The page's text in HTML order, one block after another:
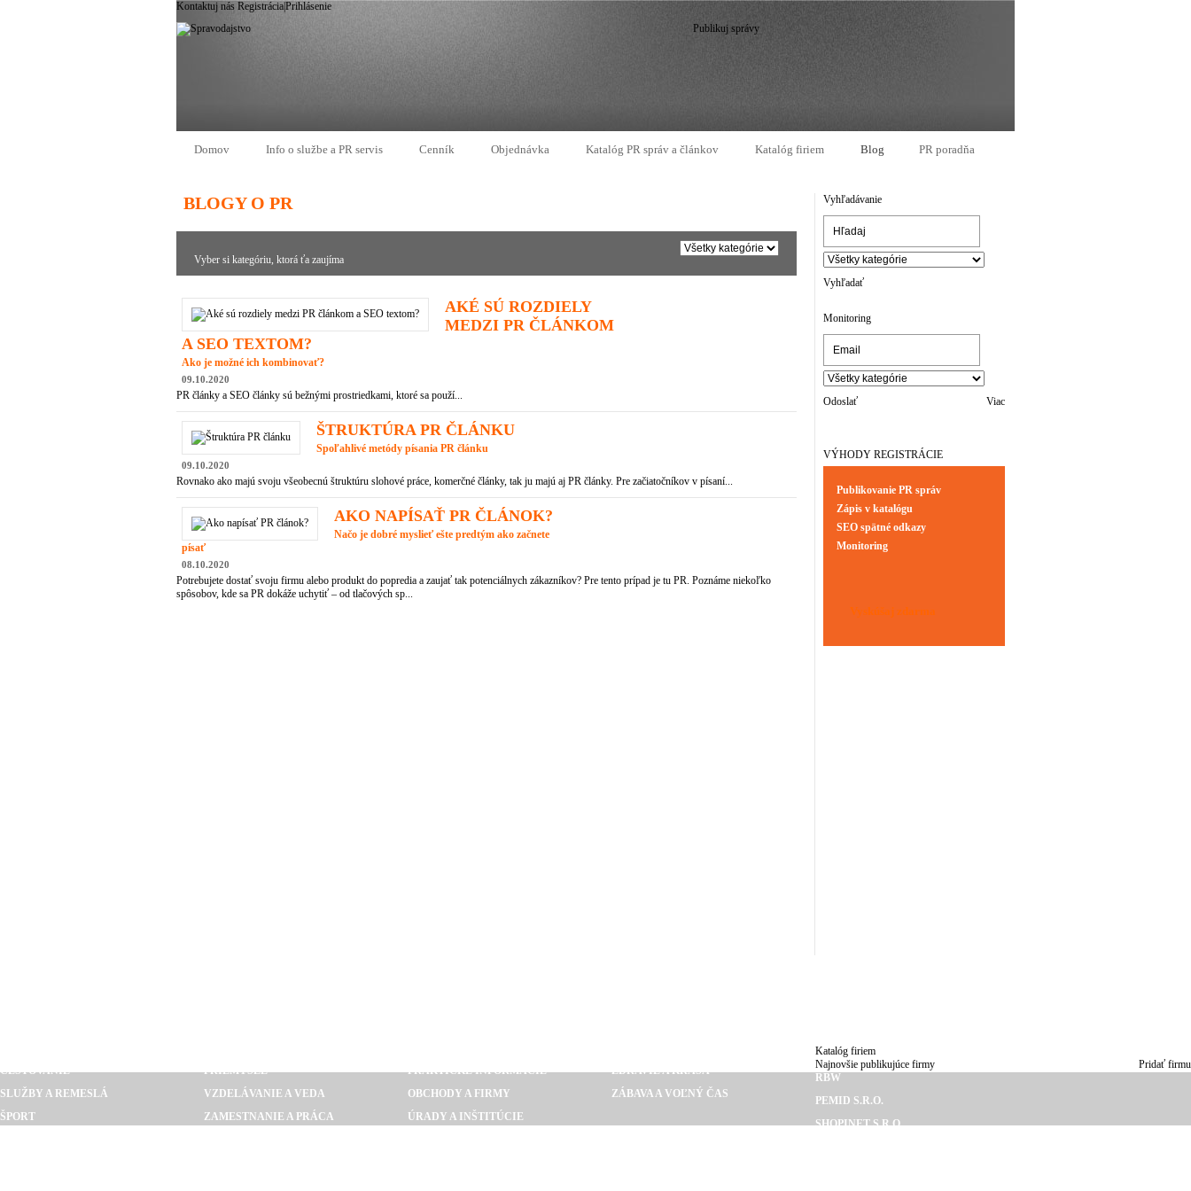
Kontaktuj nás RegistráciaPrihlásenie
Publikuj správy
Domov Info o službe a PR servis Cenník Objednávka Katalóg PR správ a článkov Katalóg firiem Blog PR poradňa
BLOGY O PR
Vyber si kategóriu, ktorá ťa zaujíma
AKÉ SÚ ROZDIELY
MEDZI PR ČLÁNKOM
A SEO TEXTOM?
Ako je možné ich kombinovať?
09.10.2020
PR články a SEO články sú bežnými prostriedkami, ktoré sa použí...
ŠTRUKTÚRA PR ČLÁNKU
Spoľahlivé metódy písania PR článku
09.10.2020
Rovnako ako majú svoju všeobecnú štruktúru slohové práce, komerčné články, tak ju majú aj PR články. Pre začiatočníkov v písaní...
AKO NAPÍSAŤ PR ČLÁNOK?
Načo je dobré myslieť ešte predtým ako začnete
písať
08.10.2020
Potrebujete dostať svoju firmu alebo produkt do popredia a zaujať tak potenciálnych zákazníkov? Pre tento prípad je tu PR. Poznáme niekoľko
spôsobov, kde sa PR dokáže uchytiť – od tlačových sp...
Vyhľadávanie
Vyhľadať
Monitoring
Odoslať Viac
VÝHODY REGISTRÁCIE
Publikovanie PR správ
Zápis v katalógu
SEO spätné odkazy
Monitoring
Vyskúšaj zdarma
CESTOVANIE
SLUŽBY A REMESLÁ
ŠPORT
PRIEMYSEL
VZDELÁVANIE A VEDA
ZAMESTNANIE A PRÁCA
PRAKTICKÉ INFORMÁCIE
OBCHODY A FIRMY
ÚRADY A INŠTITÚCIE
ZDRAVIE A KRÁSA
ZÁBAVA A VOĽNÝ ČAS
Katalóg firiem
Najnovšie publikujúce firmy
Pridať firmu
RBW
PEMID S.R.O.
SHOPINET S.R.O.